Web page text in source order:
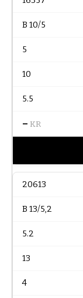
B 10/5
5
10
5.5
– KR
20613
B 13/5,2
5.2
13
4